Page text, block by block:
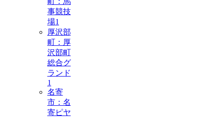
事競技
場1
厚沢部
町：厚
沢部町
総合グ
ランド
1
名寄
市：名
寄ピヤ